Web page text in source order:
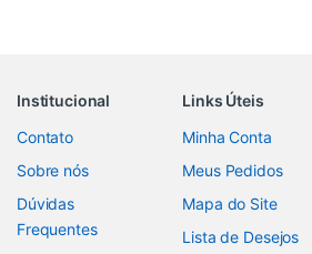
Institucional
Contato
Sobre nós
Dúvidas
Frequentes
Links Úteis
Minha Conta
Meus Pedidos
Mapa do Site
Lista de Desejos